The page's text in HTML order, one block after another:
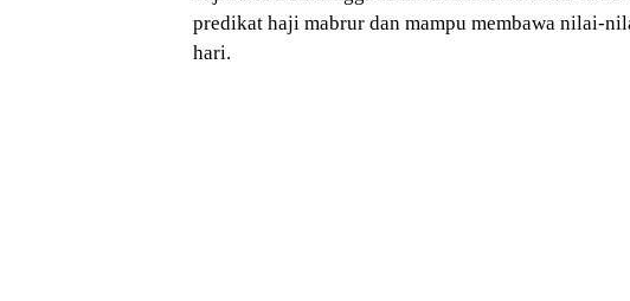
predikat haji mabrur dan mampu membawa nilai-
hari.